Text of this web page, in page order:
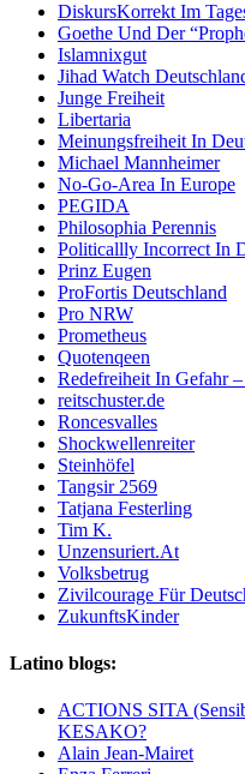
DiskursKorrekt Im
Goethe Und Der
Islamnixgut
Jihad Watch
Junge Freiheit
Libertaria
Meinungsfreiheit In
Michael Mannheimer
No-Go-Area In Europe
PEGIDA
Philosophia Perennis
Politicallly Incorrect In
Prinz Eugen
ProFortis Deutschland
Pro NRW
Prometheus
Quotenqeen
Redefreiheit In Gefahr
reitschuster.de
Roncesvalles
Shockwellenreiter
Steinhöfel
Tangsir 2569
Tatjana Festerling
Tim K.
Unzensuriert.At
Volksbetrug
Zivilcourage Für
ZukunftsKinder
Latino blogs:
ACTIONS SITA
KESAKO?
Alain Jean-Mairet